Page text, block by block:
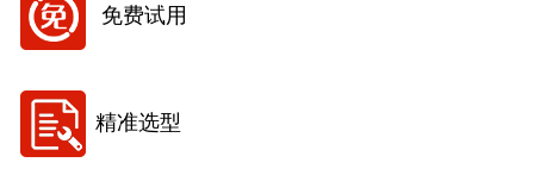
免费试用
精准选型